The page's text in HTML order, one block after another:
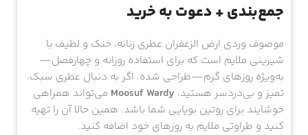
جمع‌بندی + دعوت به خرید
موصوف وردی ارض الزعفران عطری زنانه، خنک و لطیف با
شیرینی ملایم است که برای استفاده روزانه و چهارفصل—
به‌ویژه روزهای گرم—طراحی شده. اگر به دنبال عطری سبک،
تمیز و بی‌دردسر هستید، Moosuf Wardy می‌تواند همراهی
خوشایند برای روتین بویایی شما باشد. همین حالا آن را تهیه
کنید و طراوتی ملایم به روزهای خود اضافه کنید.